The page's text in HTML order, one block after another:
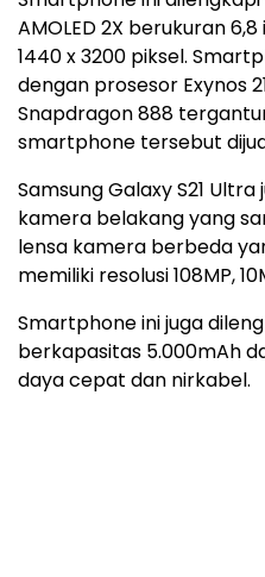
AMOLED2X berukuran
1440 x 3200 piksel.
dengan prosesor Exynos
Snapdragon 888
smartphone tersebut
Samsung Galaxy S21
kamera belakang yang
lensa kamera berbeda
memiliki resolusi 108MP,
Smartphone ini juga
berkapasitas 5.000mAh
daya cepat dan nirkabel.